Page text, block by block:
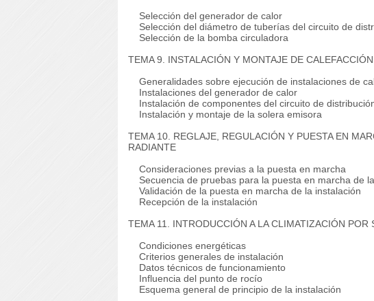
Selección del generador de calor
Selección del diámetro de tuberías del circuito de
Selección de la bomba circuladora
TEMA 9. INSTALACIÓN Y MONTAJE DE
Generalidades sobre ejecución de instalaciones de
Instalaciones del generador de calor
Instalación de componentes del circuito de
Instalación y montaje de la solera emisora
TEMA 10. REGLAJE, REGULACIÓN Y PUESTA EN
RADIANTE
Consideraciones previas a la puesta en marcha
Secuencia de pruebas para la puesta en marcha de
Validación de la puesta en marcha de la instalación
Recepción de la instalación
TEMA 11. INTRODUCCIÓN A LA CLIMATIZACIÓN POR
Condiciones energéticas
Criterios generales de instalación
Datos técnicos de funcionamiento
Influencia del punto de rocío
Esquema general de principio de la instalación